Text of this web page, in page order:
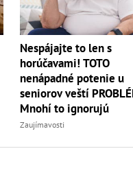
Nespájajte to len s
horúčavami! TOTO
nenápadné potenie u
seniorov veští
Mnohí to ignorujú
Zaujímavosti